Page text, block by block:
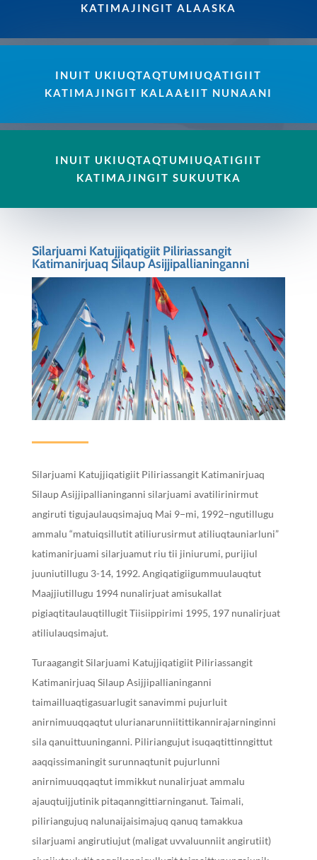
KATIMAJINGIT ALAASKA
INUIT UKIUQTAQTUMIUQATIGIIT
KATIMAJINGIT KALAAŁIIT NUNAANI
INUIT UKIUQTAQTUMIUQATIGIIT
KATIMAJINGIT SUKUUTKA
Silarjuami Katujjiqatigiit Piliriassangit
Katimanirjuaq Silaup Asijjipallianinganni
Silarjuami Katujjiqatigiit Piliriassangit Katimanirjuaq
Silaup Asijjipallianinganni silarjuami avatilirinirmut
angiruti tigujaulauqsimajuq Mai 9−mi, 1992−ngutillugu
ammalu “matuiqsillutit atiliurusirmut atiliuqtauniarluni”
katimanirjuami silarjuamut riu tii jiniurumi, purijiul
juuniutillugu 3-14, 1992. Angiqatigiigummuulauqtut
Maajjiutillugu 1994 nunalirjuat amisukallat
pigiaqtitaulauqtillugit Tiisiippirimi 1995, 197 nunalirjuat
atiliulauqsimajut.
Turaagangit Silarjuami Katujjiqatigiit Piliriassangit
Katimanirjuaq Silaup Asijjipallianinganni
taimailluaqtigasuarlugit sanavimmi pujurluit
anirnimuuqqaqtut ulurianarunniitittikannirajarninginni
sila qanuittuuninganni. Piliriangujut isuqaqtittinngittut
aaqqissimaningit surunnaqtunit pujurlunni
anirnimuuqqaqtut immikkut nunalirjuat ammalu
ajauqtuijjutinik pitaqanngittiarninganut. Taimali,
piliriangujuq nalunaijaisimajuq qanuq tamakkua
silarjuami angirutiujut (maligat uvvaluunniit angirutiit)